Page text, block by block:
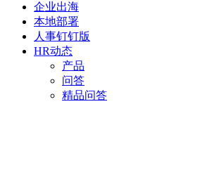
企业出海
本地部署
人事钉钉版
HR动态
产品
问答
精品问答